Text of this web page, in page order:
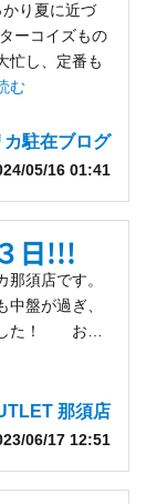
り夏に近づ
ーコイズもの
忙し、定番も
む
駐在ブログ
05/16 01:41
日!!!
那須店です。
中盤が過ぎ、
した！ お…
那須店
06/17 12:51